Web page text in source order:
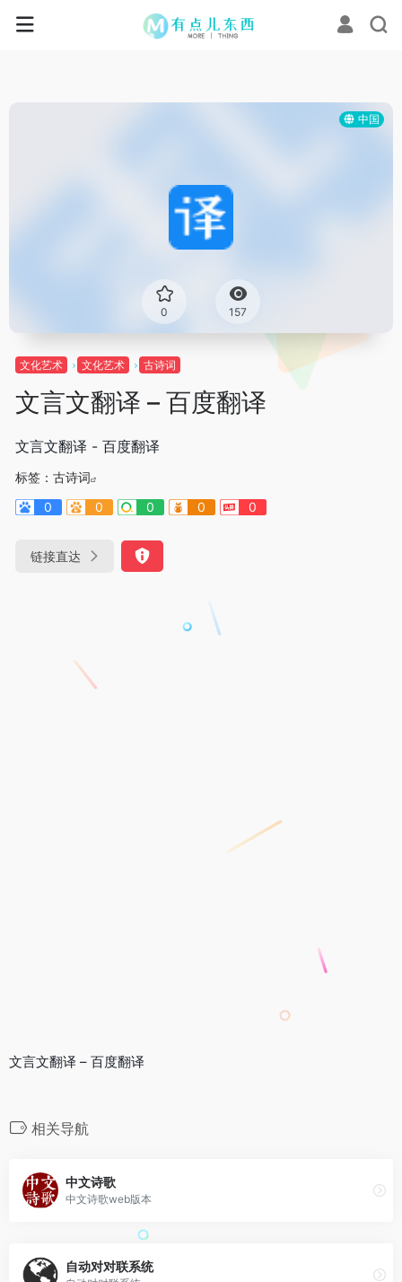
中国
0 157
文化艺术 文化艺术 古诗词
文言文翻译 – 百度翻译
文言文翻译 - 百度翻译
标签： 古诗词
0
0 0 0 0
链接直达
文言文翻译 – 百度翻译
相关导航
中文诗歌
中文诗歌web版本
自动对对联系统